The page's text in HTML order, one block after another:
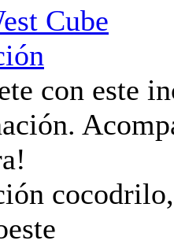
Cube
con este